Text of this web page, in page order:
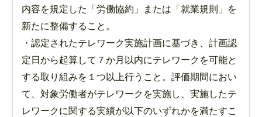
内容を規定した「労働協約」または「就業規則」を
新たに整備すること。
・認定されたテレワーク実施計画に基づき、計画認
定日から起算して７か月以内にテレワークを可能と
する取り組みを１つ以上行うこと。評価期間におい
て、対象労働者がテレワークを実施し、実施したテ
レワークに関する実績が以下のいずれかを満たすこ